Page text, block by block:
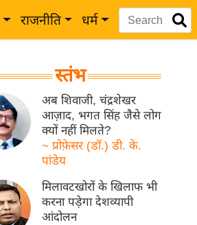
राजनीति धर्म
स्तंभ
अब शिवाजी, चंद्रशेखर
आज़ाद, भगत सिंह जैसे लोग
क्यों नहीं मिलते?
~ प्रोफ़ेसर (डॉ.) डी. के.
पांडेय
मिलावटखोरों के खिलाफ भी
करना पड़ेगा देशव्यापी
आंदोलन